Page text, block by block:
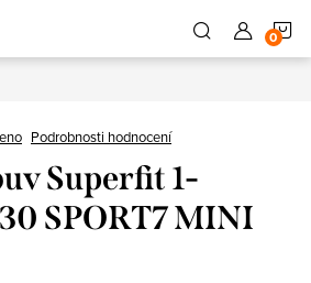
Podrobnosti hodnocení
Superfit 1-
SPORT7 MINI